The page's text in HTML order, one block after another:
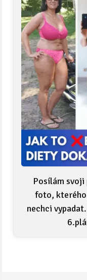
Posílám
foto, kterého
nechci